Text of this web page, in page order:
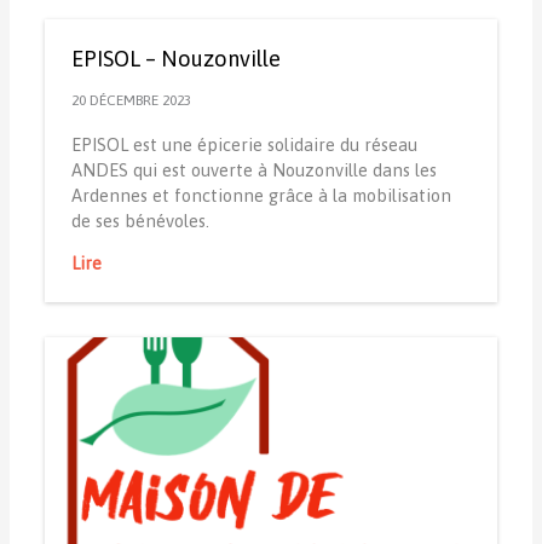
EPISOL – Nouzonville
20 DÉCEMBRE 2023
EPISOL est une épicerie solidaire du réseau
ANDES qui est ouverte à Nouzonville dans les
Ardennes et fonctionne grâce à la mobilisation
de ses bénévoles.
Lire